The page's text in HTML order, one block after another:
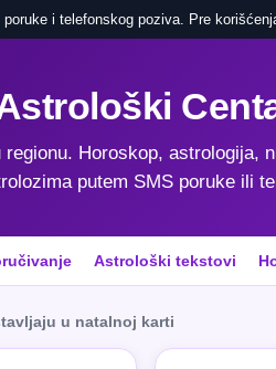
i telefonskog poziva. Pre
Horoskop, astrologija,
putem SMS poruke ili
Astrološki tekstovi
u natalnoj karti